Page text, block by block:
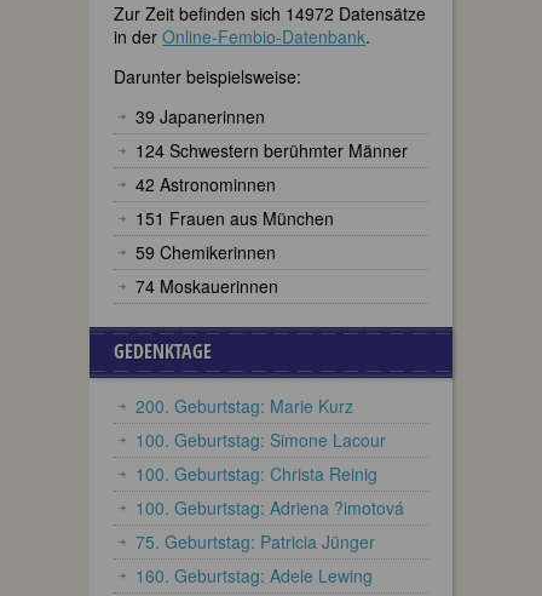
Zur Zeit befinden sich 14972 Datensätze
in der Online-Fembio-Datenbank.
Darunter beispielsweise:
39 Japanerinnen
124 Schwestern berühmter Männer
42 Astronominnen
151 Frauen aus München
59 Chemikerinnen
74 Moskauerinnen
GEDENKTAGE
200. Geburtstag: Marie Kurz
100. Geburtstag: Simone Lacour
100. Geburtstag: Christa Reinig
100. Geburtstag: Adriena ?imotová
75. Geburtstag: Patricia Jünger
160. Geburtstag: Adele Lewing